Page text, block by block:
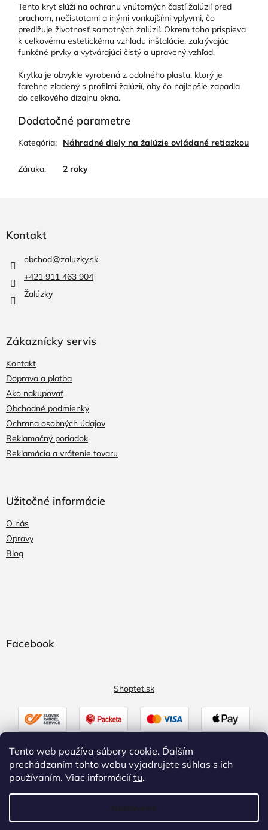
Tento web používa súbory cookie. Ďalším
prechádzaním tohto webu vyjadrujete súhlas s ich
používaním. Viac informáciítu.
Nastavenie
Tento kryt slúži na ochranu vnútorných častí žalúzií pred
prachom, nečistotami a inými vonkajšími vplyvmi, čo
predlžuje životnosť samotných žalúzií. Okrem toho prispieva
k celkovému estetickému vzhľadu inštalácie, zakrývajúc
funkčné prvky a vytvárajúci čistý a upravený vzhľad.
Krytka je obvykle vyrobená z odolného plastu, ktorý je
farebne zladený s profilmi žalúzií, aby čo najlepšie zapadla
do celkového dizajnu okna.
Dodatočné parametre
Kategória: Náhradné diely na žalúzie ovládané retiazkou
Záruka: 2 roky
Kontakt
obchod@zaluzky.sk
+421 911 463 904
Žalúzky
Zákaznícky servis
Kontakt
Doprava a platba
Ako nakupovať
Obchodné podmienky
Ochrana osobných údajov
Reklamačný poriadok
Reklamácia a vrátenie tovaru
Užitočné informácie
O nás
Opravy
Blog
Facebook
Shoptet.sk
Vytvoril Shoptet|Upravil Balkys